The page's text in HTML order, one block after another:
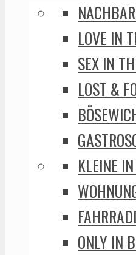
LOVE IN
SEX IN
LOST &
KLEINE IN
ONLY IN